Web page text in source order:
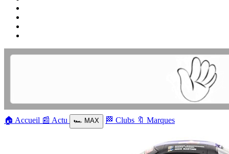
🏠 Accueil 📰 Actu 🏎️ MAX 🏁 Clubs 🔖 Marques